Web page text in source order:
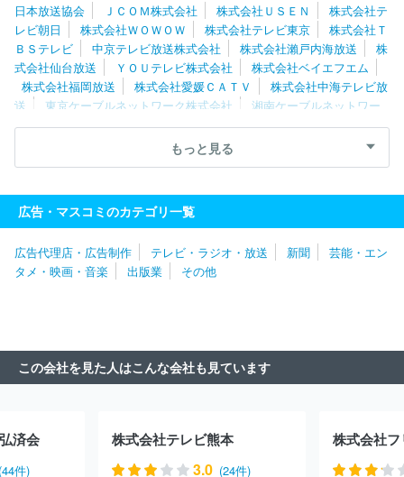
日本放送協会 ＪＣＯＭ株式会社 株式会社ＵＳＥＮ
株式会社テ
レビ朝日
株式会社ＷＯＷＯＷ 株式会社テレビ東京
株式会社Ｔ
ＢＳテレビ
中京テレビ放送株式会社 株式会社瀨戸内海放送
株
式会社仙台放送
ＹＯＵテレビ株式会社
株式会社ベイエフエム
株式会社福岡放送
株式会社愛媛ＣＡＴＶ
株式会社中海テレビ放
送
東京ケーブルネットワーク株式会社
湘南ケーブルネットワー
ク株式会社
スカパーＪＳＡＴ株式会社
株式会社倉敷ケーブルテ
株式会社日本入試センター 岡山放送株式会社
株式会社宮
崎放送
レビ株式会社
日本海テレビジョン放送株式会社
山隂中央テレビ
ジヨン放送株式会社
株式会社あいテレビ
もっと見る
広告・マスコミのカテゴリ一覧
広告代理店・広告制作 テレビ・ラジオ・放送 新聞
芸能・エン
タメ・映画・音楽
出版業 その他
この会社を見た人はこんな会社も見ています
済会
件)
株式会社テレビ熊本
3.0 (24件)